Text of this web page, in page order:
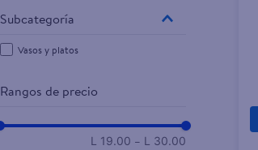
Vasos y platos
Rangos de precio
L 19.00 – L 30.00